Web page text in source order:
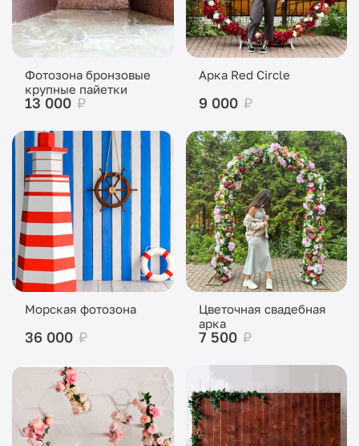
Фотозона бронзовые
крупные пайетки
13 000 ₽
Арка Red Circle
9 000 ₽
Морская фотозона
36 000 ₽
Цветочная свадебная
арка
7 500 ₽